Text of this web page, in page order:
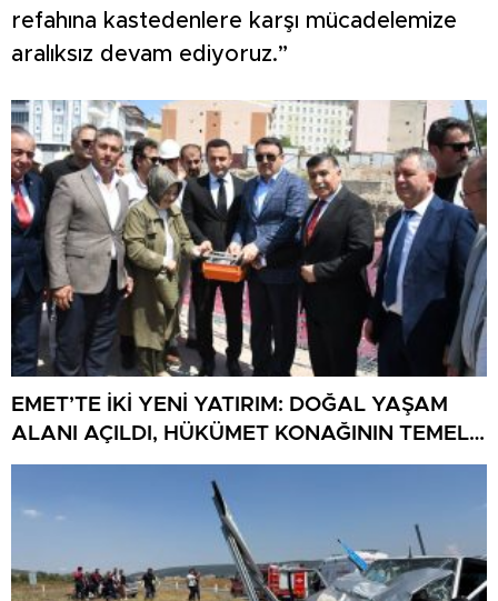
refahına kastedenlere karşı mücadelemize
aralıksız devam ediyoruz.”
EMET’TE İKİ YENİ YATIRIM: DOĞAL YAŞAM
ALANI AÇILDI, HÜKÜMET KONAĞININ TEMELİ
ATILDI